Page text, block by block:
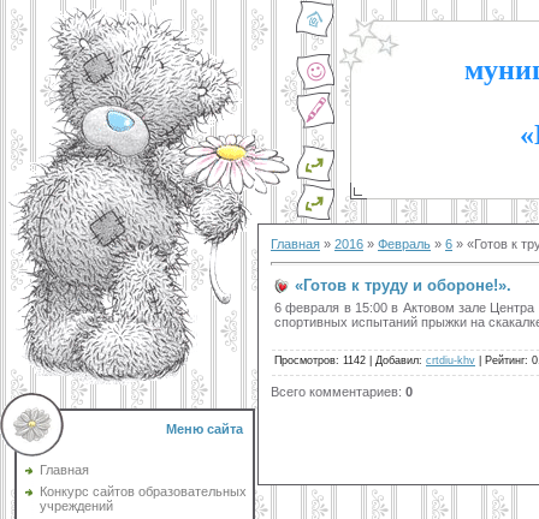
Меню сайта
Главная
Конкурс сайтов образовательных
учреждений
Главная » 2016 » Февраль » 6 » «Готов к
«Готов к труду и обороне!».
6 февраля в 15:00 в Актовом зале
спортивных испытаний прыжки на
Просмотров: 1142 Добавил: crtdiu-khv Рейтинг:
Всего комментариев: 0